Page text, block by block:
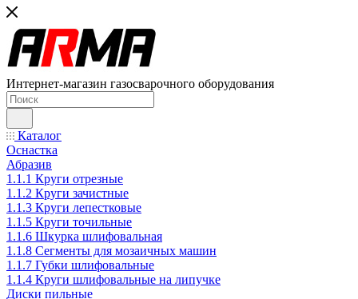
Интернет-магазин газосварочного оборудования
Каталог
Оснастка
Абразив
1.1.1 Круги отрезные
1.1.2 Круги зачистные
1.1.3 Круги лепестковые
1.1.5 Круги точильные
1.1.6 Шкурка шлифовальная
1.1.8 Сегменты для мозаичных машин
1.1.7 Губки шлифовальные
1.1.4 Круги шлифовальные на липучке
Диски пильные